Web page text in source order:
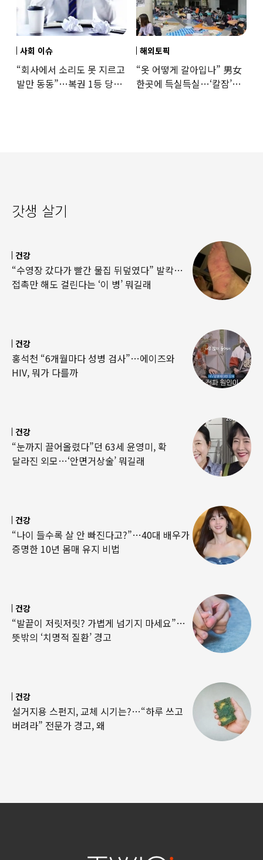
사회 이슈
“회사에서 소리도 못 지르고
발만 동동”…복권 1등 당첨
해외토픽
“옷 어떻게 갈아입나” 男女
한곳에 득실득실…‘칼잠’
갓생 살기
건강
“수영장 갔다가 빨간 물집 뒤덮였다” 발칵…
접촉만 해도 걸린다는 ‘이 병’ 뭐길래
건강
홍석천 “6개월마다 성병 검사”…에이즈와
HIV, 뭐가 다를까
건강
“눈까지 끌어올렸다”던 63세 윤영미, 확
달라진 외모…‘안면거상술’ 뭐길래
건강
“나이 들수록 살 안 빠진다고?”…40대 배우가
증명한 10년 몸매 유지 비법
건강
“발끝이 저릿저릿? 가볍게 넘기지 마세요”…
뜻밖의 ‘치명적 질환’ 경고
건강
설거지용 스펀지, 교체 시기는?…“하루 쓰고
버려라” 전문가 경고, 왜